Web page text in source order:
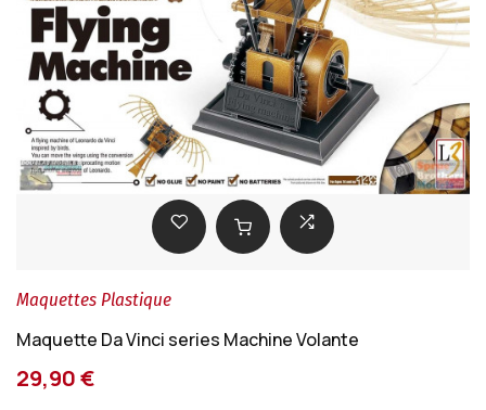
Maquettes Plastique
Maquette Da Vinci series Machine Volante
29,90 €